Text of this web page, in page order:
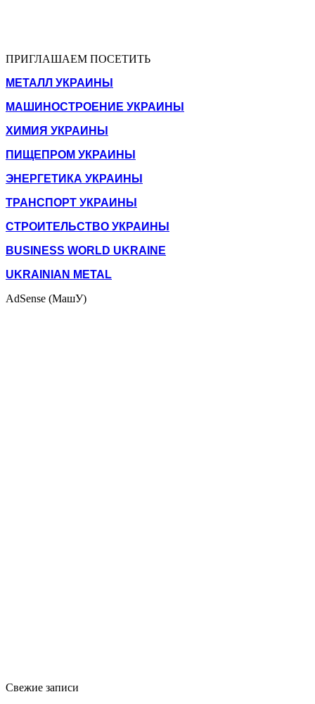
ПРИГЛАШАЕМ ПОСЕТИТЬ
МЕТАЛЛ УКРАИНЫ
МАШИНОСТРОЕНИЕ УКРАИНЫ
ХИМИЯ УКРАИНЫ
ПИЩЕПРОМ УКРАИНЫ
ЭНЕРГЕТИКА УКРАИНЫ
ТРАНСПОРТ УКРАИНЫ
СТРОИТЕЛЬСТВО УКРАИНЫ
BUSINESS WORLD UKRAINE
UKRAINIAN METAL
AdSense (МашУ)
Свежие записи